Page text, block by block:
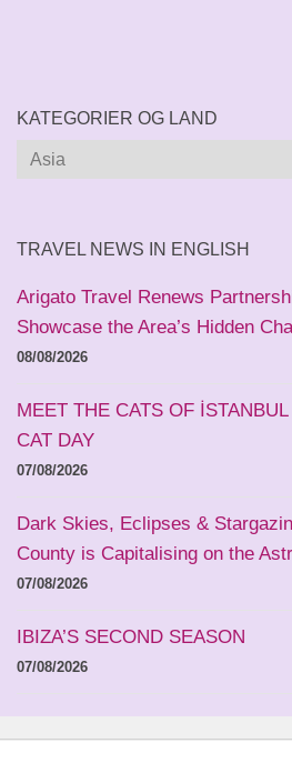
KATEGORIER OG LAND
Kategorier
TRAVEL NEWS IN ENGLISH
Arigato Travel Renews
Showcase the Area’s Hidden
08/08/2026
MEET THE CATS OF
CAT DAY
07/08/2026
Dark Skies, Eclipses &
County is Capitalising on the
07/08/2026
IBIZA’S SECOND SEASON
07/08/2026